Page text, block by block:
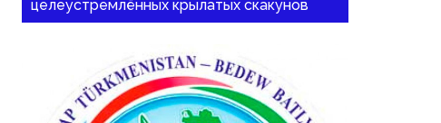
целеустремлённых крылатых скакунов